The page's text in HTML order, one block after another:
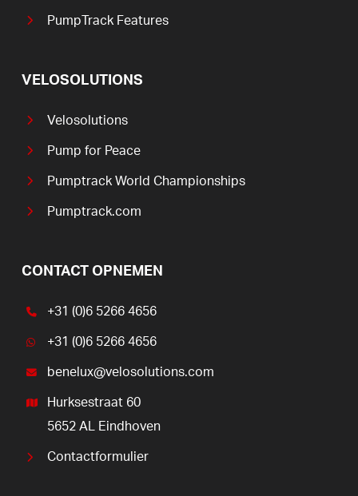
PumpTrack Features
VELOSOLUTIONS
Velosolutions
Pump for Peace
Pumptrack World Championships
Pumptrack.com
CONTACT OPNEMEN
+31 (0)6 5266 4656
+31 (0)6 5266 4656
benelux@velosolutions.com
Hurksestraat 60
5652 AL Eindhoven
Contactformulier